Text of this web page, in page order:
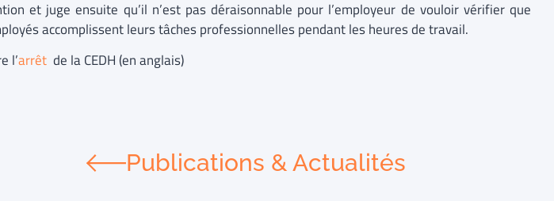
et juge ensuite qu’il n’est pas déraisonnable pour l’employeur de vouloir vérifier que
accomplissent leurs tâches professionnelles pendant les heures de travail.
l’arrêt de la CEDH (en anglais)
Publications & Actualités